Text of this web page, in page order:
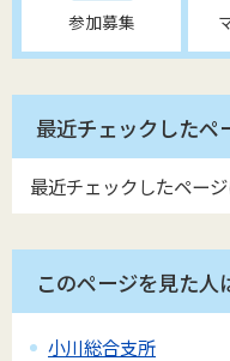
参加募集
最近チェックしたペ
最近チェックしたページ
このページを見た
小川総合支所